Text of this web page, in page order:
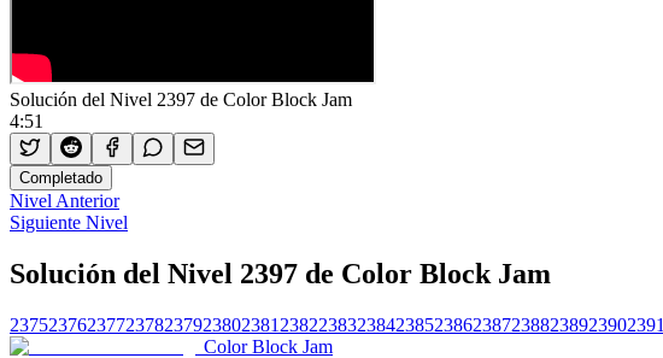
Solución del Nivel 2397 de Color Block Jam
4:51
Completado
Nivel Anterior
Siguiente Nivel
Solución del Nivel 2397 de Color Block Jam
2375237623772378237923802381 2382238323842385238623872388238923902391
Color Block Jam